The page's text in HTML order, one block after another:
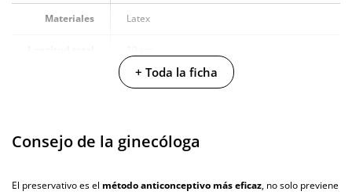
Uso: apto para sexo vaginal, anal y oral.
Materiales Latex
5.3 cm
+ Toda la ficha
Consejo de la ginecóloga
El preservativo es el método anticonceptivo más eficaz, no solo previene